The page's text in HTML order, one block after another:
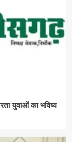
युवाओं का भविष्य